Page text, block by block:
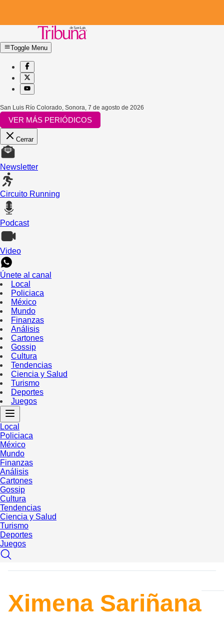
Toggle Menu
San Luis Río Colorado, Sonora, 7 de agosto de 2026
VER MÁS PERIÓDICOS
Cerrar
Newsletter
Circuito Running
Podcast
Video
Únete al canal
Local
Policiaca
México
Mundo
Finanzas
Análisis
Cartones
Gossip
Cultura
Tendencias
Ciencia y Salud
Turismo
Deportes
Juegos
Local
Policiaca
México
Mundo
Finanzas
Análisis
Cartones
Gossip
Cultura
Tendencias
Ciencia y Salud
Turismo
Deportes
Juegos
Ximena Sariñana